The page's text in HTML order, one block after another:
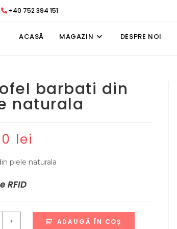
+40 752 394 151
ACASĂ MAGAZIN DESPRE NOI
barbati din
naturala
lei
piele naturala
RFID
+ ADAUGĂ ÎN COȘ